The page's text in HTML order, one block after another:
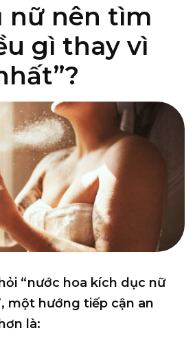
nữ nên tìm
gì thay vì
“nước hoa kích dục nữ
một hướng tiếp cận an
là: